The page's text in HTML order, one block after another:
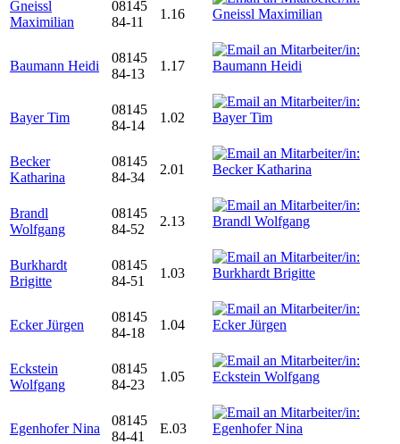
Gneissl
Maximilian
08145
84-11
1.16
Baumann Heidi
08145
84-13
1.17
Bayer Tim
08145
84-14
1.02
Becker
Katharina
08145
84-34
2.01
Brandl
Wolfgang
08145
84-52
2.13
Burkhardt
Brigitte
08145
84-51
1.03
Ecker Jürgen
08145
84-18
1.04
Eckstein
Wolfgang
08145
84-23
1.05
Egenhofer Nina
08145
84-41
E.03